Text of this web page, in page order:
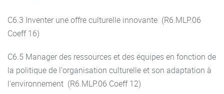
C6.3 Inventer une offre culturelle innovante (R6.MLP.06
Coeff 16)
C6.5 Manager des ressources et des équipes en fonction de
la politique de l'organisation culturelle et son adaptation à
l'environnement (R6.MLP.06 Coeff 12)